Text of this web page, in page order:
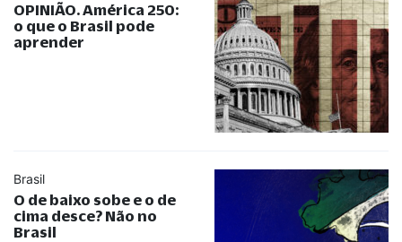
OPINIÃO. América 250:
o que o Brasil pode
aprender
Brasil
O de baixo sobe e o de
cima desce? Não no
Brasil